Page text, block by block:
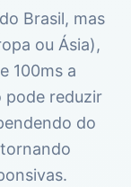
Brasil, mas
ou Ásia),
100ms a
pode reduzir
do